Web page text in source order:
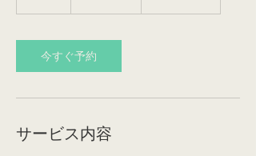
今すぐ予約
サービス内容